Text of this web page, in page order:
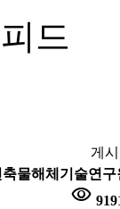
드
게
물해체기술연
visibility